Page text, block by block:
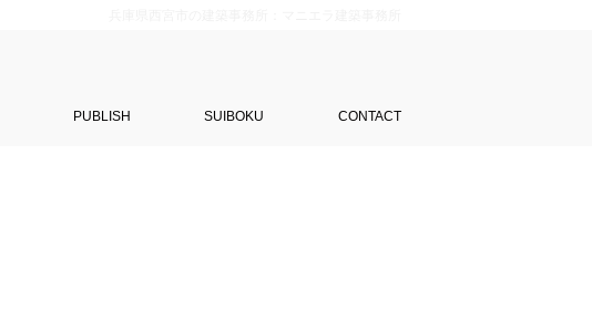
PUBLISH SUIBOKU CONTACT